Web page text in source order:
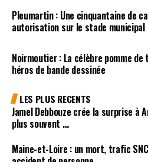
Pleumartin : Une cinquantaine de
autorisation sur le stade municipal
Noirmoutier : La célèbre pomme
héros de bande dessinée
LES PLUS RECENTS
Jamel Debbouze crée la surprise à
plus souvent …
Maine-et-Loire : un mort, trafic